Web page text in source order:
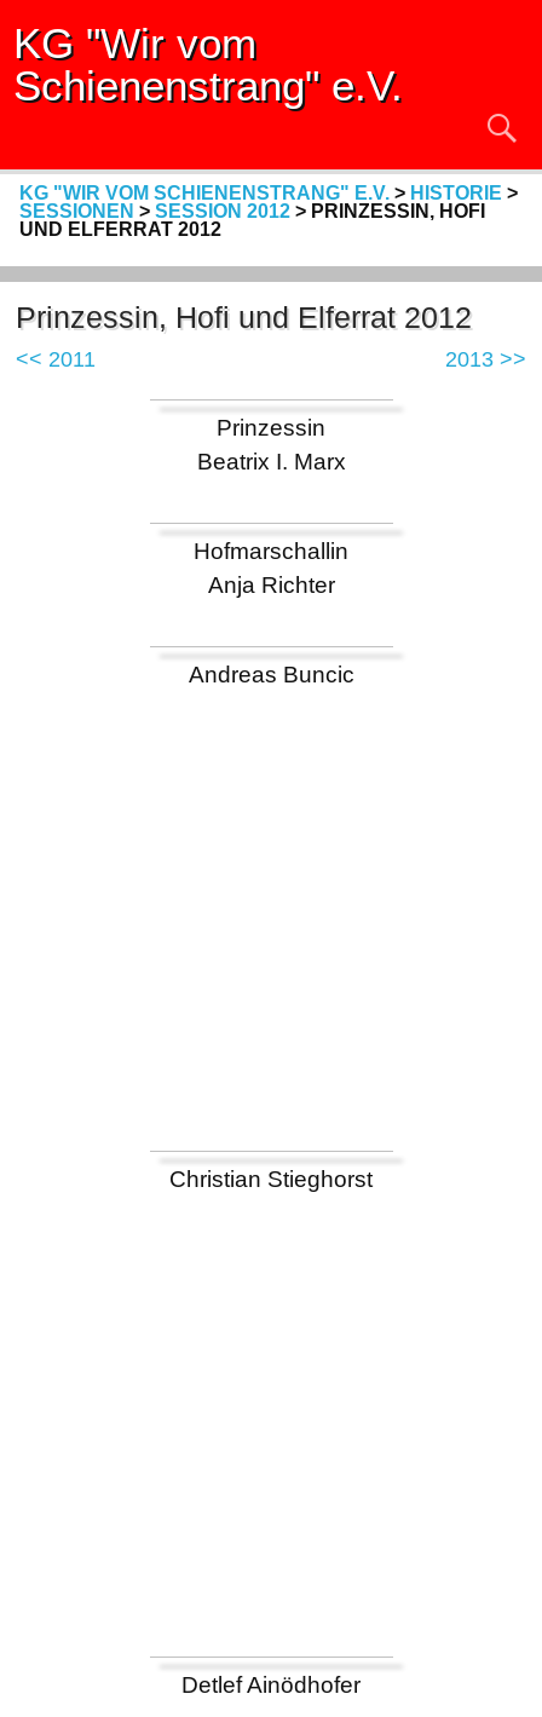
KG "Wir vom
Schienenstrang" e.V.
KG "WIR VOM SCHIENENSTRANG" E.V.> HISTORIE >
SESSIONEN > SESSION 2012> PRINZESSIN, HOFI
UND ELFERRAT 2012
Prinzessin, Hofi und Elferrat 2012
<< 2011 2013 >>
Prinzessin
Beatrix I. Marx
Hofmarschallin
Anja Richter
Andreas Buncic
Christian Stieghorst
Detlef Ainödhofer